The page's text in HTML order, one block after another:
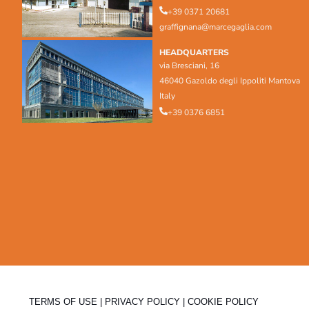
+39 0371 20681
graffignana@marcegaglia.com
HEADQUARTERS
via Bresciani, 16
46040 Gazoldo degli Ippoliti Mantova
Italy
+39 0376 6851
TERMS OF USE PRIVACY POLICY COOKIE POLICY